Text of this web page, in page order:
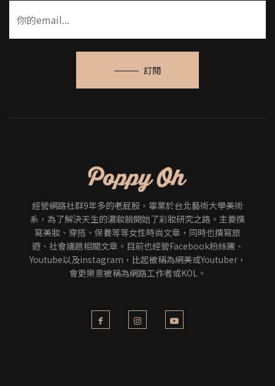
訂閱
經營網路社群9年多的老屁股，畢業於台北藝術大學美術
系，為了解決天生的濃妝臉開始了彩妝研究之路。主要撰
寫美妝、穿搭、保養等等女性時尚文章，同時也撰寫旅
遊、社會議題相關文章。目前也經營Facebook粉絲團、
Youtube以及instagram，比起被稱為網美或Youtuber，
會更樂意被稱為網路工作者或KOL。